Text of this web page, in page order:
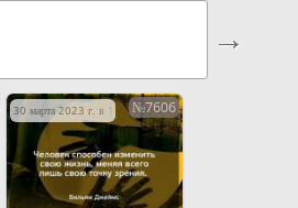
30 марта 2023 г. в 15:08№7606